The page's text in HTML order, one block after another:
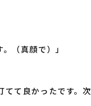
（真顔で）」
てて良かったです。次